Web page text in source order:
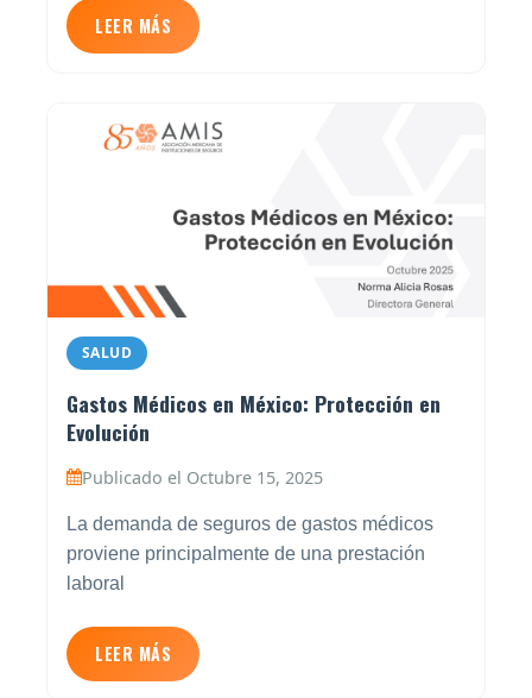
LEER MÁS
SALUD
Gastos Médicos en México: Protección en
Evolución
Publicado el Octubre 15, 2025
La demanda de seguros de gastos médicos
proviene principalmente de una prestación
laboral
LEER MÁS